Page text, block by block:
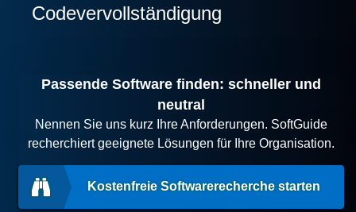
Codevervollständigung
Passende Software finden: schneller und
neutral
Nennen Sie uns kurz Ihre Anforderungen. SoftGuide
recherchiert geeignete Lösungen für Ihre Organisation.
Kostenfreie Softwarerecherche starten